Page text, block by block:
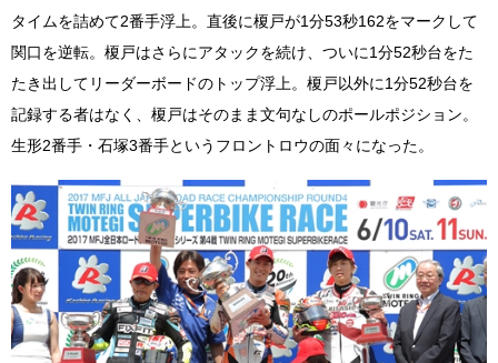
タイムを詰めて2番手浮上。直後に榎戸が1分53秒162をマークして
関口を逆転。榎戸はさらにアタックを続け、ついに1分52秒台をた
たき出してリーダーボードのトップ浮上。榎戸以外に1分52秒台を
記録する者はなく、榎戸はそのまま文句なしのポールポジション。
生形2番手・石塚3番手というフロントロウの面々になった。